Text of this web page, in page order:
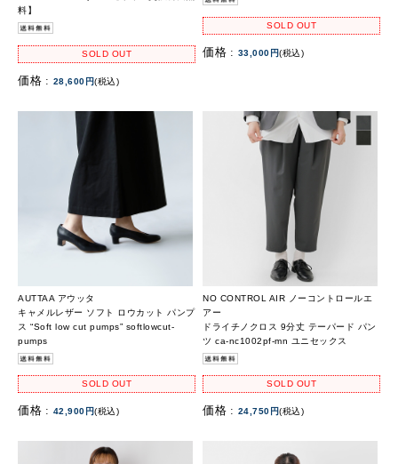
料】
SOLD OUT
価格 : 28,600円(税込)
SOLD OUT
価格 : 33,000円(税込)
AUTTAA アウッタ
キャメルレザー ソフト ロウカット パンプ
ス “Soft low cut pumps” softlowcut-
pumps
SOLD OUT
価格 : 42,900円(税込)
NO CONTROL AIR ノーコントロールエ
アー
ドライチノクロス 9分丈 テーパード パン
ツ ca-nc1002pf-mn ユニセックス
SOLD OUT
価格 : 24,750円(税込)